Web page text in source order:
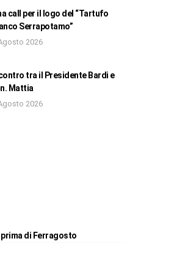
call per il logo del “Tartufo
Serrapotamo”
2026
tra il Presidente Bardi e
Mattia
2026
di Ferragosto